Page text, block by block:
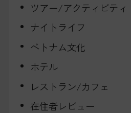
ツアー/アクティビティ
ナイトライフ
ベトナム文化
ホテル
レストラン/カフェ
在住者レビュー